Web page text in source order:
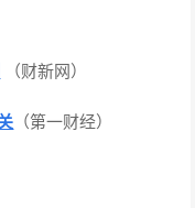
（财新网）
（第一财经）